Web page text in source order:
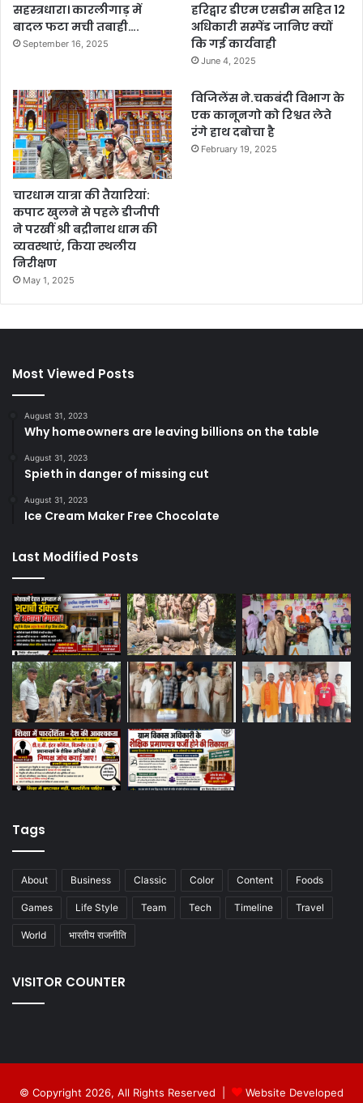
सहस्त्रधारा। कारलीगाड़ में
बादल फटा मची तबाही….
September 16, 2025
हरिद्वार डीएम एसडीम सहित 12
अधिकारी सस्पेंड जानिए क्यों
कि गई कार्यवाही
June 4, 2025
चारधाम यात्रा की तैयारियां:
कपाट खुलने से पहले डीजीपी
ने परखीं श्री बद्रीनाथ धाम की
व्यवस्थाएं, किया स्थलीय
निरीक्षण
May 1, 2025
विजिलेंस ने.चकबंदी विभाग के
एक कानूनगो को रिश्वत लेते
रंगे हाथ दबोचा है
February 19, 2025
Most Viewed Posts
August 31, 2023
Why homeowners are leaving billions on the table
August 31, 2023
Spieth in danger of missing cut
August 31, 2023
Ice Cream Maker Free Chocolate
Last Modified Posts
Tags
About Business Classic Color Content Foods
Games Life Style Team Tech Timeline Travel
World भारतीय राजनीति
VISITOR COUNTER
© Copyright 2026, All Rights Reserved | Website Developed